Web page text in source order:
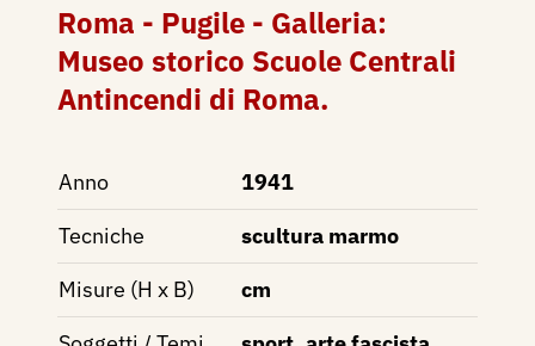
Roma - Pugile - Galleria:
Museo storico Scuole Centrali
Antincendi di Roma.
Anno
1941
Tecniche
scultura marmo
Misure (H x B)
cm